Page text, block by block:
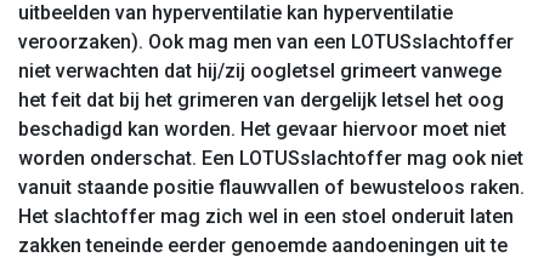
uitbeelden van hyperventilatie kan hyperventilatie
veroorzaken). Ook mag men van een LOTUSslachtoffer
niet verwachten dat hij/zij oogletsel grimeert vanwege
het feit dat bij het grimeren van dergelijk letsel het oog
beschadigd kan worden. Het gevaar hiervoor moet niet
worden onderschat. Een LOTUSslachtoffer mag ook niet
vanuit staande positie flauwvallen of bewusteloos raken.
Het slachtoffer mag zich wel in een stoel onderuit laten
zakken teneinde eerder genoemde aandoeningen uit te